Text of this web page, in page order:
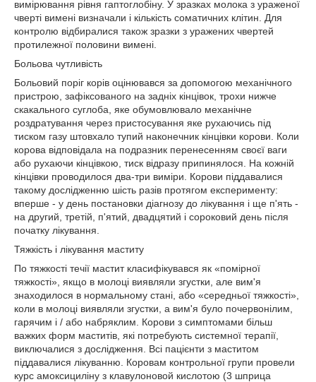
вимірювання рівня гаптоглобіну. У зразках молока з ураженої
чверті вимені визначали і кількість соматичних клітин. Для
контролю відбиралися також зразки з уражених чвертей
протилежної половини вимені.
Больова чутливість
Больовий поріг корів оцінювався за допомогою механічного
пристрою, зафіксованого на задніх кінцівок, трохи нижче
скакального суглоба, яке обумовлювало механічне
роздратування через пристосування яке рухаючись під
тиском газу штовхало тупий наконечник кінцівки корови. Коли
корова відповідала на подразник перенесенням своєї ваги
або рухаючи кінцівкою, тиск відразу припинялося. На кожній
кінцівки проводилося два-три виміри. Корови піддавалися
такому дослідженню шість разів протягом експерименту:
вперше - у день постановки діагнозу до лікування і ще п'ять -
на другий, третій, п'ятий, двадцятий і сороковий день після
початку лікування.
Тяжкість і лікування маститу
По тяжкості течії мастит класифікувався як «помірної
тяжкості», якщо в молоці виявляли згустки, але вим'я
знаходилося в нормальному стані, або «середньої тяжкості»,
коли в молоці виявляли згустки, а вим'я було почервонілим,
гарячим і / або набряклим. Корови з симптомами більш
важких форм маститів, які потребують системної терапії,
виключалися з дослідження. Всі пацієнти з маститом
піддавалися лікуванню. Коровам контрольної групи провели
курс амоксициліну з клавулоновой кислотою (3 шприца